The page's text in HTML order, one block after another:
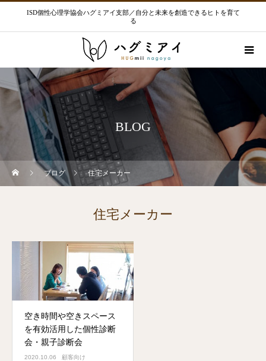
ISD個性心理学協会ハグミアイ支部／自分と未来を創造できるヒトを育て
る
BLOG
ブログ 住宅メーカー
住宅メーカー
空き時間や空きスペース
を有効活用した個性診断
会・親子診断会
2020.10.06 顧客向け